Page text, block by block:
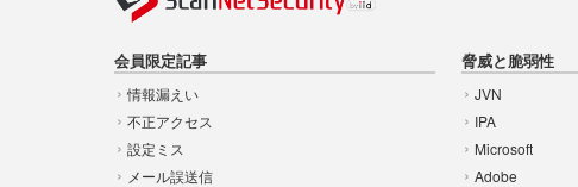
会員限定記事
情報漏えい
不正アクセス
設定ミス
メール誤送信
脅威と脆弱性
JVN
IPA
Microsoft
Adobe